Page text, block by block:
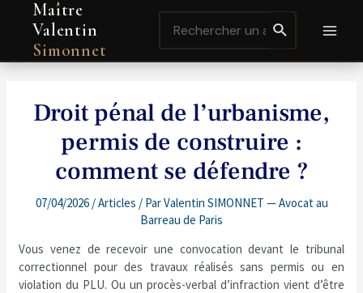
contenu
Maître
Valentin
Simonnet
for:
Droit pénal de l’urbanisme,
permis de construire :
comment se défendre ?
07/04/2026 /Articles / ParValentin SIMONNET — Avocat au
Barreau de Paris
Vous venez de recevoir une convocation devant le tribunal
correctionnel pour des travaux réalisés sans permis ou en
violation du PLU. Ou un procès-verbal d’infraction vient d’être
Navigation
de